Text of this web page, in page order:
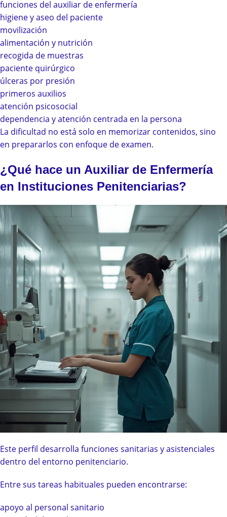
funciones del auxiliar de enfermería
higiene y aseo del paciente
movilización
alimentación y nutrición
recogida de muestras
paciente quirúrgico
úlceras por presión
primeros auxilios
atención psicosocial
dependencia y atención centrada en la persona
La dificultad no está solo en memorizar contenidos, sino
en prepararlos con enfoque de examen.
¿Qué hace un Auxiliar de Enfermería
en Instituciones Penitenciarias?
Este perfil desarrolla funciones sanitarias y asistenciales
dentro del entorno penitenciario.
Entre sus tareas habituales pueden encontrarse:
apoyo al personal sanitario